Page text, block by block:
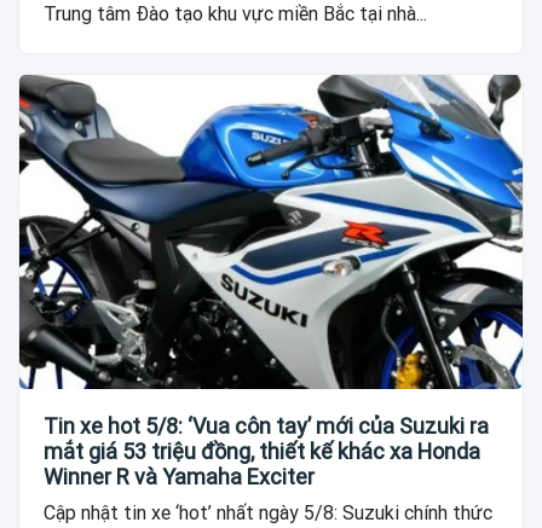
Trung tâm Đào tạo khu vực miền Bắc tại nhà...
Tin xe hot 5/8: ‘Vua côn tay’ mới của Suzuki ra
mắt giá 53 triệu đồng, thiết kế khác xa Honda
Winner R và Yamaha Exciter
Cập nhật tin xe ‘hot’ nhất ngày 5/8: Suzuki chính thức